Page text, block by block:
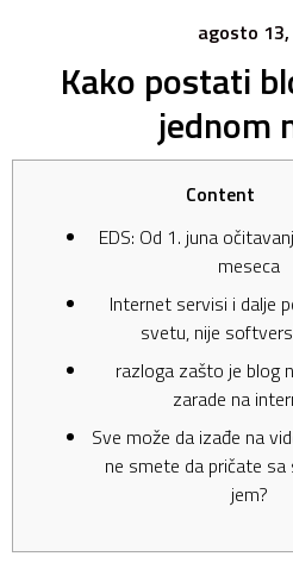
agosto
Kako postati
jednom
Content
EDS: Od 1. juna
meseca
Internet servisi i dalje
svetu, nije
razloga zašto je blog
zarade na
Sve može da izađe na
ne smete da pričate sa
jem?